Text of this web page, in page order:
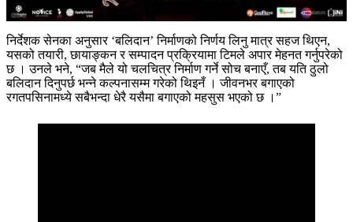
निर्देशक सेनका अनुसार ‘बलिदान’ निर्माणको निर्णय लिनु मात्र सहज थिएन,
यसको तयारी, छायाङ्कन र सम्पादन प्रक्रियामा टिमले अपार मेहनत गर्नुपरेको
छ । उनले भने, “जब मैले यो चलचित्र निर्माण गर्ने सोच बनाएँ, तब यति ठुलो
बलिदान दिनुपर्छ भन्ने कल्पनासम्म गरेको थिइनँ । जीवनभर बगाएको
रगतपसिनामध्ये सबैभन्दा धेरै यसैमा बगाएको महसुस भएको छ ।”